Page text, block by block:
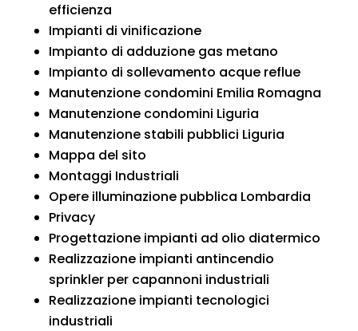
efficienza
Impianti di vinificazione
Impianto di adduzione gas metano
Impianto di sollevamento acque reflue
Manutenzione condomini Emilia Romagna
Manutenzione condomini Liguria
Manutenzione stabili pubblici Liguria
Mappa del sito
Montaggi Industriali
Opere illuminazione pubblica Lombardia
Privacy
Progettazione impianti ad olio diatermico
Realizzazione impianti antincendio
sprinkler per capannoni industriali
Realizzazione impianti tecnologici
industriali